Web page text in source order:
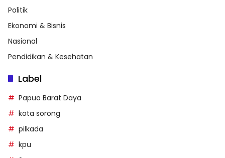
Politik
Ekonomi & Bisnis
Nasional
Pendidikan & Kesehatan
Label
Papua Barat Daya
kota sorong
pilkada
kpu